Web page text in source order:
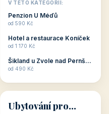
cenově dostupné
ubytování v ČR. Budete
c...
V TÉTO KATEGORII:
Penzion U Méďů
od 590 Kč
Hotel a restaurace Koníček
od 1 170 Kč
Šikland u Zvole nad Pernštejnem
od 490 Kč
🧓
33 objektů
Ubytování pro